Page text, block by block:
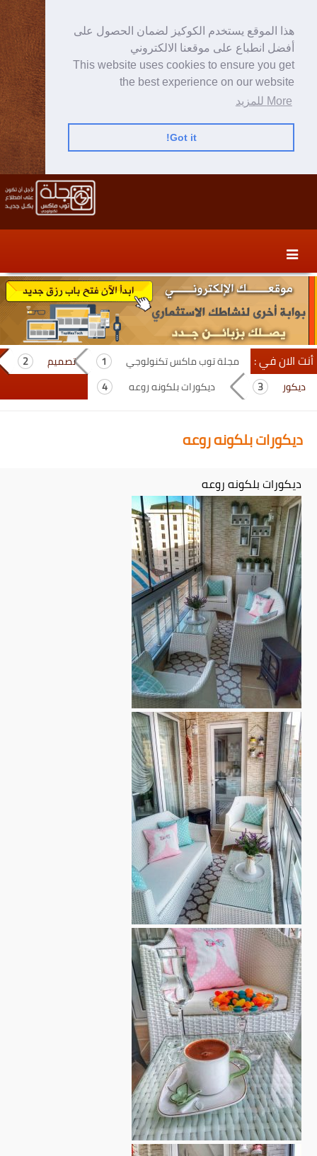
هذا الموقع يستخدم الكوكيز لضمان الحصول على
أفضل انطباع على موقعنا الالكتروني
This website uses cookies to ensure you get
the best experience on our website
More للمزيد
Got it!
content
secondary
content
أنت الان في : مجلة توب ماكس تكنولوجي
تصميم
ديكور
ديكورات بلكونه روعه
ديكورات بلكونه روعه
ديكورات بلكونه روعه